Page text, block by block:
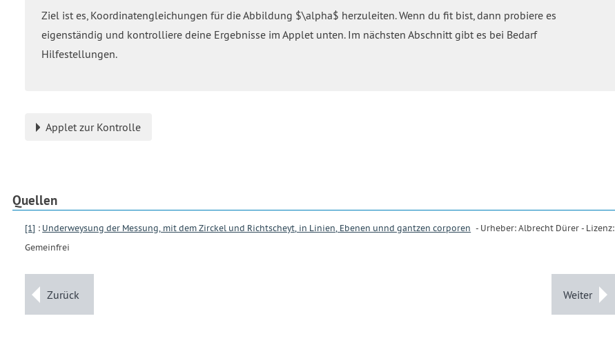
Ziel ist es, Koordinatengleichungen für die Abbildung $\alpha$ herzuleiten. Wenn du fit bist, dann probiere es
eigenständig und kontrolliere deine Ergebnisse im Applet unten. Im nächsten Abschnitt gibt es bei Bedarf
Hilfestellungen.
Applet zur Kontrolle
Quellen
[1] : Underweysung der Messung, mit dem Zirckel und Richtscheyt, in Linien, Ebenen unnd gantzen corporen - Urheber: Albrecht Dürer - Lizenz:
Gemeinfrei
Zurück Weiter